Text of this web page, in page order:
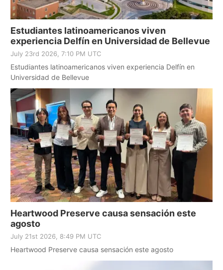
Estudiantes latinoamericanos viven
experiencia Delfín en Universidad de Bellevue
July 23rd 2026, 7:10 PM UTC
Estudiantes latinoamericanos viven experiencia Delfín en
Universidad de Bellevue
Heartwood Preserve causa sensación este
agosto
July 21st 2026, 8:49 PM UTC
Heartwood Preserve causa sensación este agosto